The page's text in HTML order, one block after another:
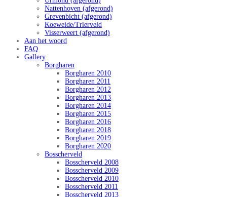
Nattenhoven (afgerond)
Grevenbicht (afgerond)
Koeweide/Trierveld
Visserweert (afgerond)
Aan het woord
FAQ
Gallery
Borgharen
Borgharen 2010
Borgharen 2011
Borgharen 2012
Borgharen 2013
Borgharen 2014
Borgharen 2015
Borgharen 2016
Borgharen 2018
Borgharen 2019
Borgharen 2020
Bosscherveld
Bosscherveld 2008
Bosscherveld 2009
Bosscherveld 2010
Bosscherveld 2011
Bosscherveld 2013